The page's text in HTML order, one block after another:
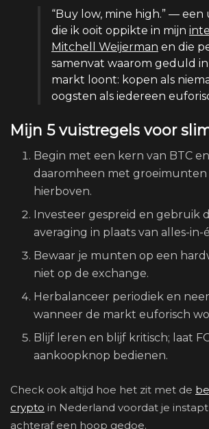
“Buy low, mine high.” — een
die ik ooit oppikte in mijn
Mitchell Weijerman en die
samenvat waarom geduld
markt loont: kopen als
oogsten als iedereen
Mijn 5 vuistregels voor
Begin met een kern van BTC
daaromheen met groeimunten
hierboven.
Investeer gespreid en gebruik
averaging in plaats van alles-in-
Bewaar je munten op een
niet op de exchange.
Herbalanceer periodiek en
wanneer de markt euforisch
Blijf leren en blijf kritisch; laat
aankoopknop bedienen.
Check ook altijd hoe het zit met de
crypto in Nederland voordat je
achteraf een hoop gedoe.